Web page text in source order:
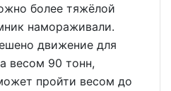
более тяжёлой
намораживали.
движение для
весом 90 тонн,
пройти весом до